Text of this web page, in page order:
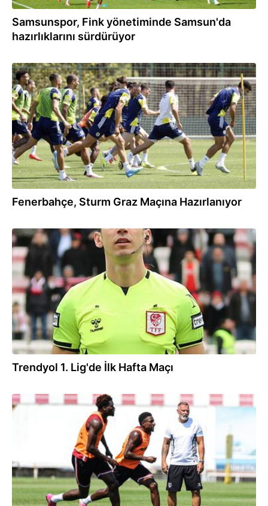
Samsunspor, Fink yönetiminde Samsun'da
hazırlıklarını sürdürüyor
15:20
Fenerbahçe, Sturm Graz Maçına Hazırlanıyor
15:12
Trendyol 1. Lig'de İlk Hafta Maçı
14:04